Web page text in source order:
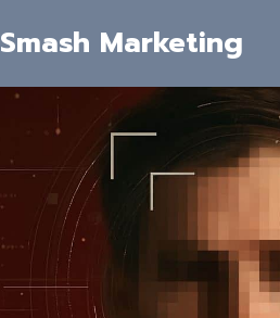
Smash Marketing